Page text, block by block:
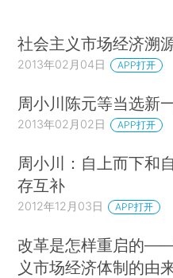
社会主义市场经济溯
2013年02月04日 APP打开
周小川陈元等当选新
2013年02月02日 APP打开
周小川：自上而下和
存互补
2012年12月03日 APP打开
改革是怎样重启的
义市场经济体制的由